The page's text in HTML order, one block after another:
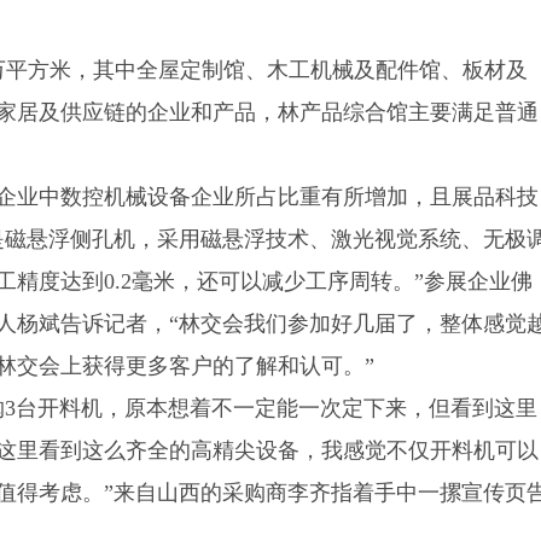
方米，其中全屋定制馆、木工机械及配件馆、板材及
居及供应链的企业和产品，林产品综合馆主要满足普通
业中数控机械设备企业所占比重有所增加，且展品科技
悬浮侧孔机，采用磁悬浮技术、激光视觉系统、无极
度达到0.2毫米，还可以减少工序周转。”参展企业佛
杨斌告诉记者，“林交会我们参加好几届了，整体感觉
交会上获得更多客户的了解和认可。”
台开料机，原本想着不一定能一次定下来，但看到这里
里看到这么齐全的高精尖设备，我感觉不仅开料机可以
得考虑。”来自山西的采购商李齐指着手中一摞宣传页